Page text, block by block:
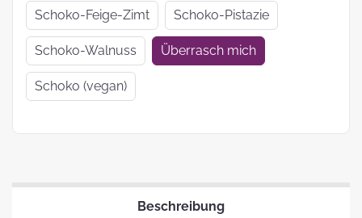
Schoko-Feige-Zimt Schoko-Pistazie
Schoko-Walnuss Überrasch mich
Schoko (vegan)
Beschreibung